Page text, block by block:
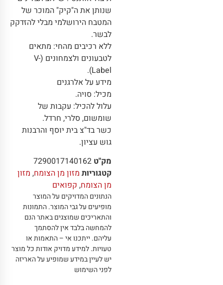
שנותן את ה"קיק" המוכר של
המטבח הירושלמי מבלי להזדקק
לבשר.
ללא רכיבים מהחי: מתאים
לטבעונים ולצמחונים (V-
Label).
מידע על אלרגנים
מכיל: סויה.
עלול להכיל: עקבות של
שומשום, סלרי, חרדל.
כשר בד"צ בית יוסף והרבנות
גוש עציון.
מק"ט 7290017140162
קטגוריות מזון מן הצומח, מזון
מן הצומח, קפואים
הנתונים המדויקים על המוצר
מופיעים על גבי המוצר.התמונות
והתאריכים שמוצגים באתר הנם
להמחשה בלבד אין להסתמך
עליהם.ייתכנו אי – התאמות או
טעויות.למידע מדויק אודות כל מוצר
יש לעיין במידע שמופיע על האריזה
לפני השימוש